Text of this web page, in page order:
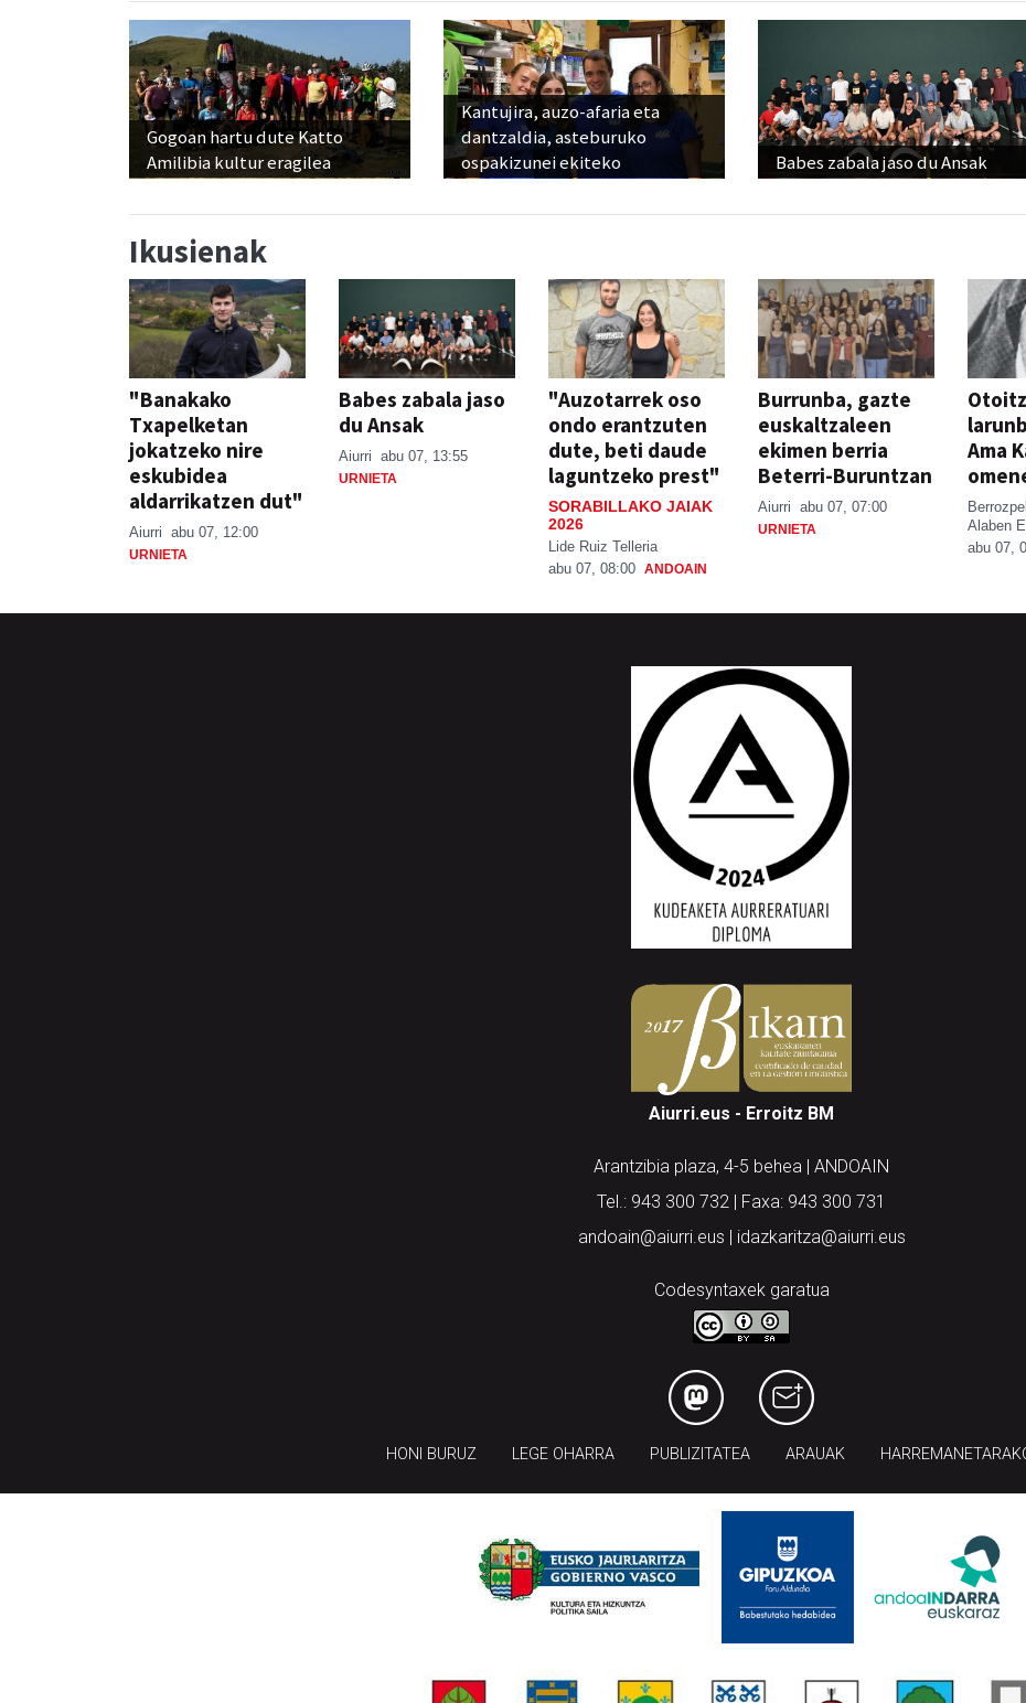
Gogoan hartu dute Katto
Amilibia kultur eragilea
Kantujira, auzo-afaria eta
dantzaldia, asteburuko
ospakizunei ekiteko
Babes zabala jaso du Ansak
Ikusienak
"Banakako
Txapelketan
jokatzeko nire
eskubidea
aldarrikatzen dut"
Aiurri abu 07, 12:00
URNIETA
Babes zabala jaso
du Ansak
Aiurri abu 07, 13:55
URNIETA
"Auzotarrek oso
ondo erantzuten
dute, beti daude
laguntzeko prest"
SORABILLAKO JAIAK
2026
Lide Ruiz Telleria
abu 07, 08:00 ANDOAIN
Burrunba, gazte
euskaltzaleen
ekimen berria
Beterri-Buruntzan
Aiurri abu 07, 07:00
URNIETA
Ama
Alaben
abu 07,
Aiurri.eus - Erroitz BM
Arantzibia plaza, 4-5 behea | ANDOAIN
Tel.: 943 300 732 | Faxa: 943 300 731
andoain@aiurri.eus | idazkaritza@aiurri.eus
Codesyntaxek garatua
HONI BURUZ LEGE OHARRA PUBLIZITATEA ARAUAK